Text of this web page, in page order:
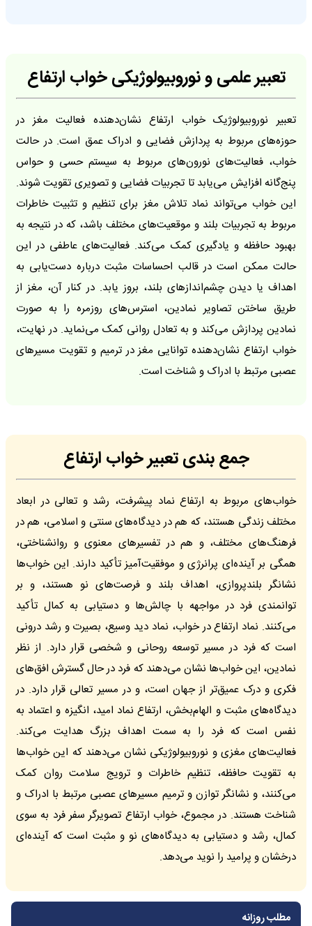
تعبیر علمی و نوروبیولوژیکی خواب ارتفاع
تعبیر نوروبیولوژیک خواب ارتفاع نشان‌دهنده فعالیت مغز در
حوزه‌های مربوط به پردازش فضایی و ادراک عمق است. در حالت
خواب، فعالیت‌های نورون‌های مربوط به سیستم حسی و حواس
پنج‌گانه افزایش می‌یابد تا تجربیات فضایی و تصویری تقویت شوند.
این خواب می‌تواند نماد تلاش مغز برای تنظیم و تثبیت خاطرات
مربوط به تجربیات بلند و موقعیت‌های مختلف باشد، که در نتیجه به
بهبود حافظه و یادگیری کمک می‌کند. فعالیت‌های عاطفی در این
حالت ممکن است در قالب احساسات مثبت درباره دست‌یابی به
اهداف یا دیدن چشم‌اندازهای بلند، بروز یابد. در کنار آن، مغز از
طریق ساختن تصاویر نمادین، استرس‌های روزمره را به صورت
نمادین پردازش می‌کند و به تعادل روانی کمک می‌نماید. در نهایت،
خواب ارتفاع نشان‌دهنده توانایی مغز در ترمیم و تقویت مسیرهای
عصبی مرتبط با ادراک و شناخت است.
جمع بندی تعبیر خواب ارتفاع
خواب‌های مربوط به ارتفاع نماد پیشرفت، رشد و تعالی در ابعاد
مختلف زندگی هستند، که هم در دیدگاه‌های سنتی و اسلامی، هم در
فرهنگ‌های مختلف، و هم در تفسیرهای معنوی و روانشناختی،
همگی بر آینده‌ای پرانرژی و موفقیت‌آمیز تأکید دارند. این خواب‌ها
نشانگر بلندپروازی، اهداف بلند و فرصت‌های نو هستند، و بر
توانمندی فرد در مواجهه با چالش‌ها و دستیابی به کمال تأکید
می‌کنند. نماد ارتفاع در خواب، نماد دید وسیع، بصیرت و رشد درونی
است که فرد در مسیر توسعه روحانی و شخصی قرار دارد. از نظر
نمادین، این خواب‌ها نشان می‌دهند که فرد در حال گسترش افق‌های
فکری و درک عمیق‌تر از جهان است، و در مسیر تعالی قرار دارد. در
دیدگاه‌های مثبت و الهام‌بخش، ارتفاع نماد امید، انگیزه و اعتماد به
نفس است که فرد را به سمت اهداف بزرگ هدایت می‌کند.
فعالیت‌های مغزی و نوروبیولوژیکی نشان می‌دهند که این خواب‌ها
به تقویت حافظه، تنظیم خاطرات و ترویج سلامت روان کمک
می‌کنند، و نشانگر توازن و ترمیم مسیرهای عصبی مرتبط با ادراک و
شناخت هستند. در مجموع، خواب ارتفاع تصویرگر سفر فرد به سوی
کمال، رشد و دستیابی به دیدگاه‌های نو و مثبت است که آینده‌ای
درخشان و پرامید را نوید می‌دهد.
مطلب روزانه